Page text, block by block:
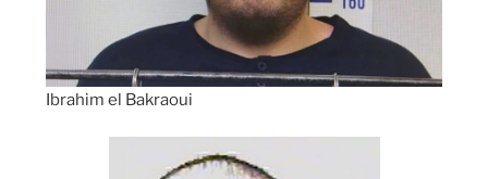
Ibrahim el Bakraoui